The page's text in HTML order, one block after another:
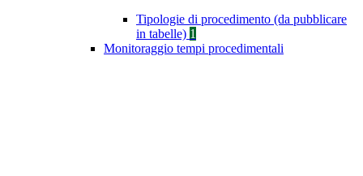
Tipologie di procedimento (da pubblicare
in tabelle) 1
Monitoraggio tempi procedimentali